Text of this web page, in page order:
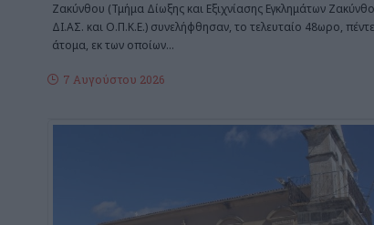
Ζακύνθου (Τμήμα Δίωξης και Εξιχνίασης Εγκλημάτων
ΔΙ.ΑΣ. και Ο.Π.Κ.Ε.) συνελήφθησαν, το τελευταίο 48ωρο, πέντε
άτομα, εκ των οποίων…
7 Αυγούστου 2026